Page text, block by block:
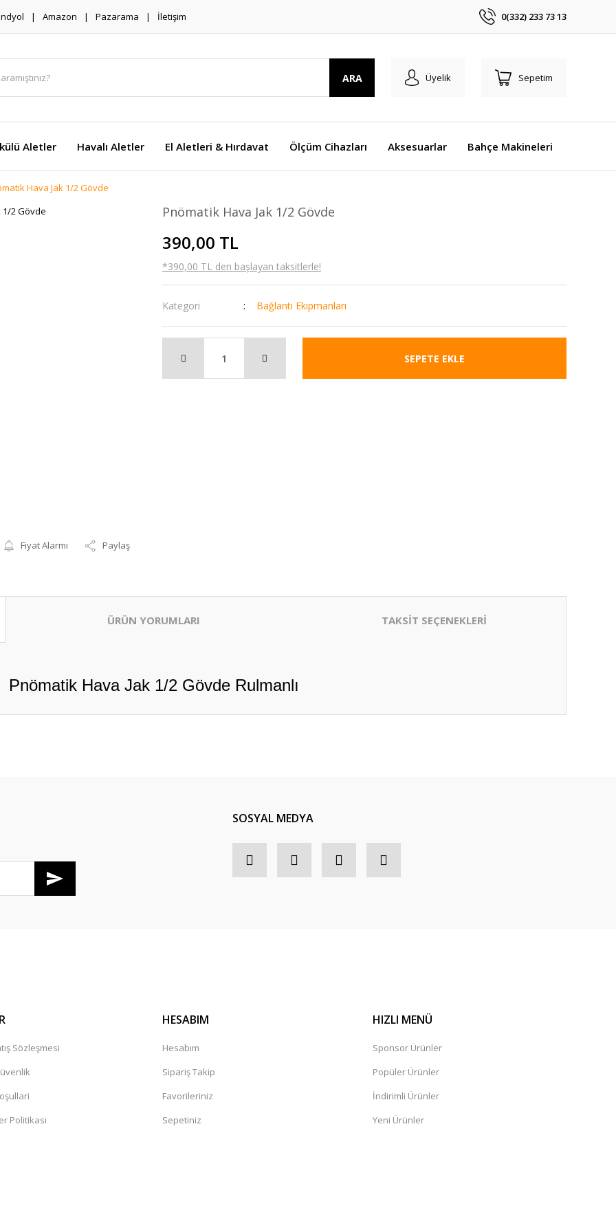
Amazon Pazarama İletişim 0(332) 233 73 13
ARA Üyelik Sepetim
Aletler Havalı Aletler El Aletleri & Hırdavat Ölçüm Cihazları Aksesuarlar Bahçe Makineleri
Hava Jak 1/2 Gövde
Fiyat Alarmı Paylaş
Pnömatik Hava Jak 1/2 Gövde
390,00 TL
*390,00 TL den başlayan taksitlerle!
Kategori Bağlantı Ekipmanları
SEPETE EKLE
ÜRÜN YORUMLARI TAKSİT SEÇENEKLERİ
Pnömatik Hava Jak 1/2 Gövde Rulmanlı
SOSYAL MEDYA
Sözleşmesi
Politikası
HESABIM
Hesabım
Sipariş Takip
Favorileriniz
Sepetiniz
HIZLI MENÜ
Sponsor Ürünler
Popüler Ürünler
İndirimli Ürünler
Yeni Ürünler